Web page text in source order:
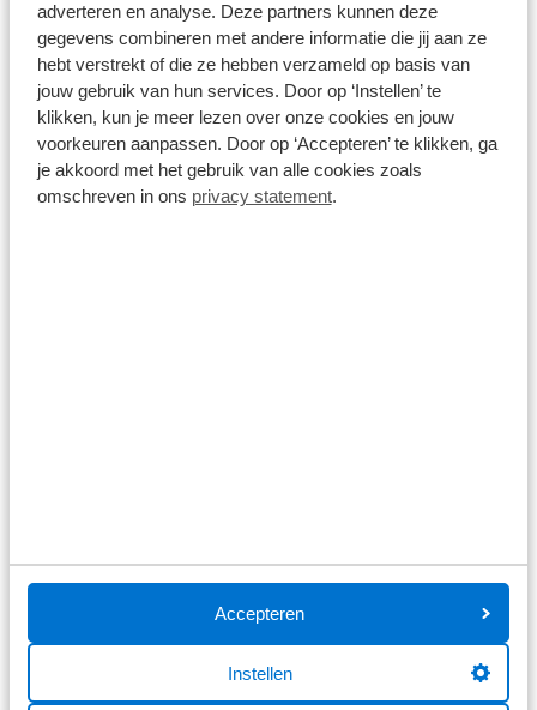
adverteren en analyse. Deze partners kunnen deze
gegevens combineren met andere informatie die jij aan ze
hebt verstrekt of die ze hebben verzameld op basis van
jouw gebruik van hun services. Door op ‘Instellen’ te
klikken, kun je meer lezen over onze cookies en jouw
voorkeuren aanpassen. Door op ‘Accepteren’ te klikken, ga
je akkoord met het gebruik van alle cookies zoals
omschreven in ons privacy statement.
Accepteren
Instellen
4.504 km Automaat 2025 Elektrisch
€ 84.900
Prijs is inclusief BTW en BPM.
Op voorraad
Bekijk details
Ultra Twin Motor | Geventileerd Charcoal Interieur | Extra Getint
Glas | All-season banden | Climate | Pack- Pilot Assist Pack